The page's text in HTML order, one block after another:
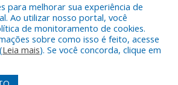
a Prefeitura Municipal de Almeirim.
Área Administrativa
para melhorar sua experiência de
Ao utilizar nosso portal, você
de monitoramento de cookies.
sobre como isso é feito, acesse
Leia mais). Se você concorda, clique em